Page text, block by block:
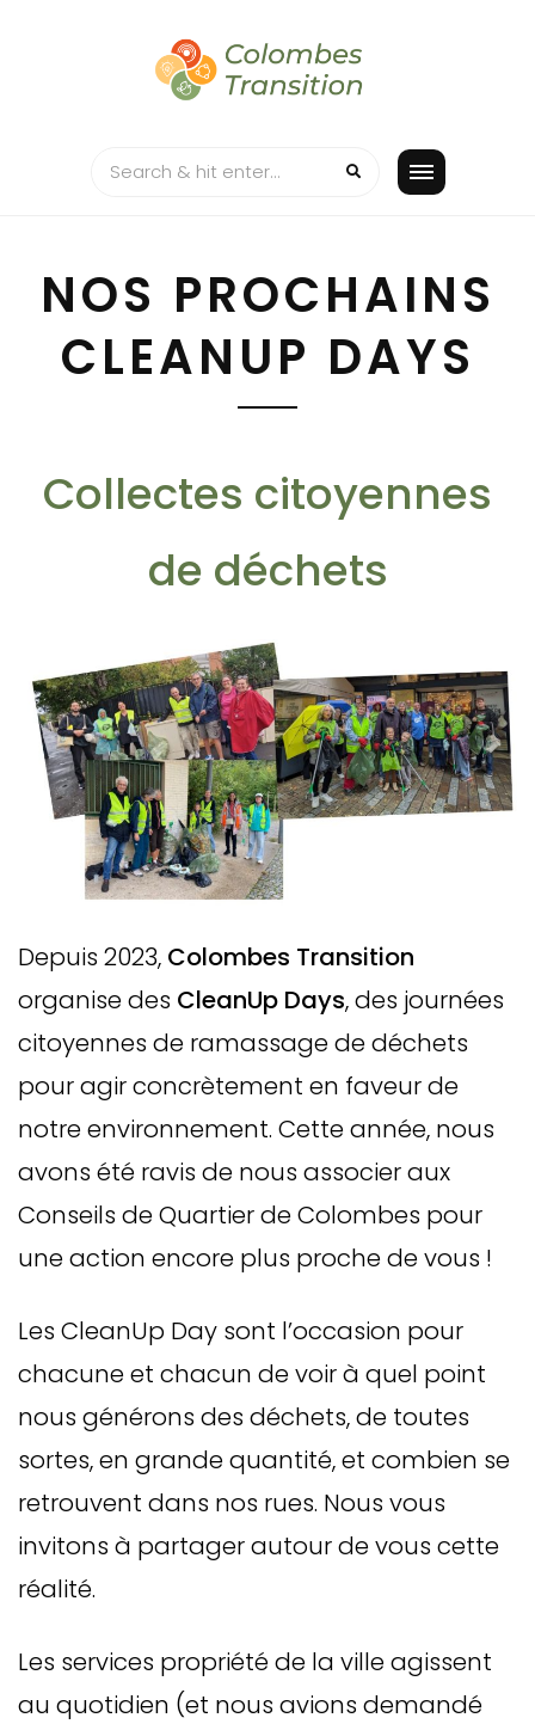
NOS PROCHAINS
CLEANUP DAYS
Collectes citoyennes
de déchets
Depuis 2023, Colombes Transition
organise des CleanUp Days, des journées
citoyennes de ramassage de déchets
pour agir concrètement en faveur de
notre environnement. Cette année, nous
avons été ravis de nous associer aux
Conseils de Quartier de Colombes pour
une action encore plus proche de vous !
Les CleanUp Day sont l’occasion pour
chacune et chacun de voir à quel point
nous générons des déchets, de toutes
sortes, en grande quantité, et combien se
retrouvent dans nos rues. Nous vous
invitons à partager autour de vous cette
réalité.
Les services propriété de la ville agissent
au quotidien (et nous avions demandé